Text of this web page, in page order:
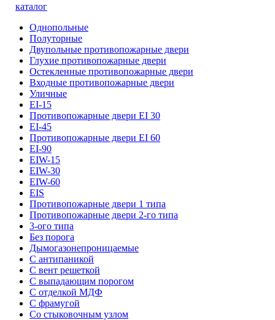
каталог
Однопольные
Полуторные
Двупольные противопожарные двери
Глухие противопожарные двери
Остекленные противопожарные двери
Входные противопожарные двери
Уличные
EI-15
Противопожарные двери EI 30
EI-45
Противопожарные двери EI 60
EI-90
EIW-15
EIW-30
EIW-60
EIS
Противопожарные двери 1 типа
Противопожарные двери 2-го типа
3-ого типа
Без порога
Дымогазонепроницаемые
С антипаникой
С вент решеткой
С выпадающим порогом
С отделкой МДФ
С фрамугой
Со стыковочным узлом